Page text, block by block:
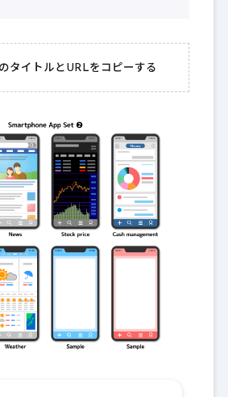
タイトルとURLをコピーする